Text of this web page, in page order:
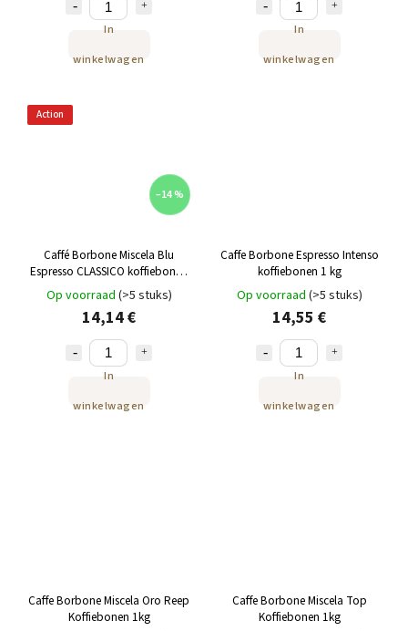
In
winkelwagen
In
winkelwagen
Action
–14 %
Caffé Borbone Miscela Blu
Espresso CLASSICO koffiebonen
1 kg
Op voorraad (>5 stuks)
14,14 €
In
winkelwagen
Caffe Borbone Espresso Intenso
koffiebonen 1 kg
Op voorraad (>5 stuks)
14,55 €
In
winkelwagen
Caffe Borbone Miscela Oro Reep
Koffiebonen 1kg
Caffe Borbone Miscela Top
Koffiebonen 1kg